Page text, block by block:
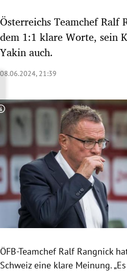
Untermenü
Untermenü
Untermenü
Untermenü
Untermenü
Untermenü
Untermenü
Untermenü
Untermenü
Österreichs Teamchef Ralf
dem 1:1 klare Worte, sein
Yakin auch.
08.06.2024, 21:39
Copyright-Hinweis öffnen/schließen
ÖFB-Teamchef Ralf Rangnick
Schweiz eine klare Meinung.